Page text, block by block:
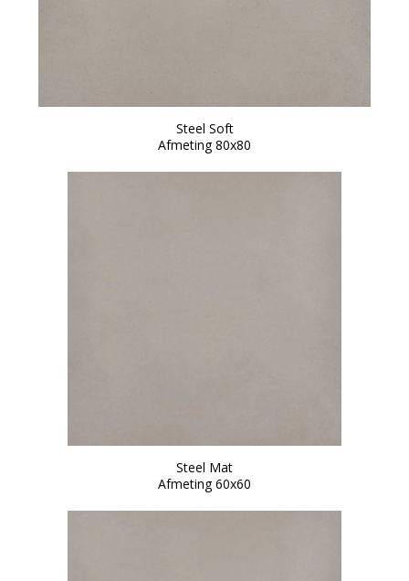
Steel Soft
Afmeting 80x80
Steel Mat
Afmeting 60x60